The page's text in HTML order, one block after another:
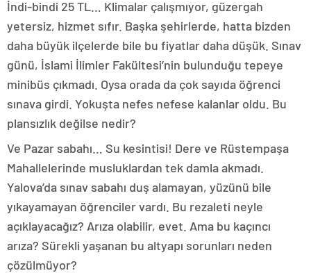
İndi-bindi 25 TL… Klimalar çalışmıyor, güzergah
yetersiz, hizmet sıfır. Başka şehirlerde, hatta bizden
daha büyük ilçelerde bile bu fiyatlar daha düşük. Sınav
günü, İslami İlimler Fakültesi’nin bulunduğu tepeye
minibüs çıkmadı. Oysa orada da çok sayıda öğrenci
sınava girdi. Yokuşta nefes nefese kalanlar oldu. Bu
plansızlık değilse nedir?
Ve Pazar sabahı… Su kesintisi! Dere ve Rüstempaşa
Mahallelerinde musluklardan tek damla akmadı.
Yalova’da sınav sabahı duş alamayan, yüzünü bile
yıkayamayan öğrenciler vardı. Bu rezaleti neyle
açıklayacağız? Arıza olabilir, evet. Ama bu kaçıncı
arıza? Sürekli yaşanan bu altyapı sorunları neden
çözülmüyor?